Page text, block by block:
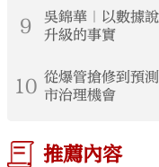
9
吳錦華｜以數據
升級的事實
10 從爆管搶修到預
市治理機會
推薦內容